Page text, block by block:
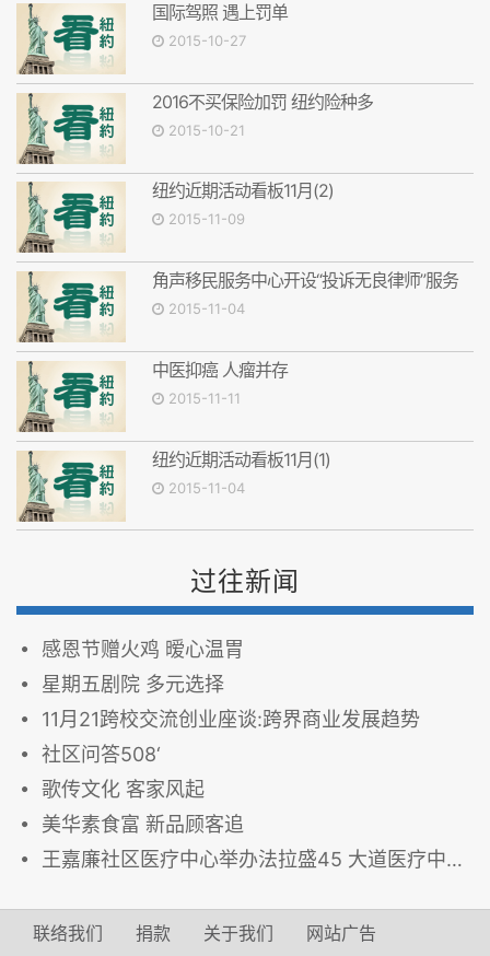
国际驾照 遇上罚单
2015-10-27
2016不买保险加罚 纽约险种多
2015-10-21
纽约近期活动看板11月(2)
2015-11-09
角声移民服务中心开设“投诉无良律师”服务
2015-11-04
中医抑癌 人瘤并存
2015-11-11
纽约近期活动看板11月(1)
2015-11-04
过往新闻
感恩节赠火鸡 暧心温胃
星期五剧院 多元选择
11月21跨校交流创业座谈:跨界商业发展趋势
社区问答508‘
歌传文化 客家风起
美华素食富 新品顾客追
王嘉廉社区医疗中心举办法拉盛45 大道医疗中心开放日
联络我们 捐款 关于我们 网站广告